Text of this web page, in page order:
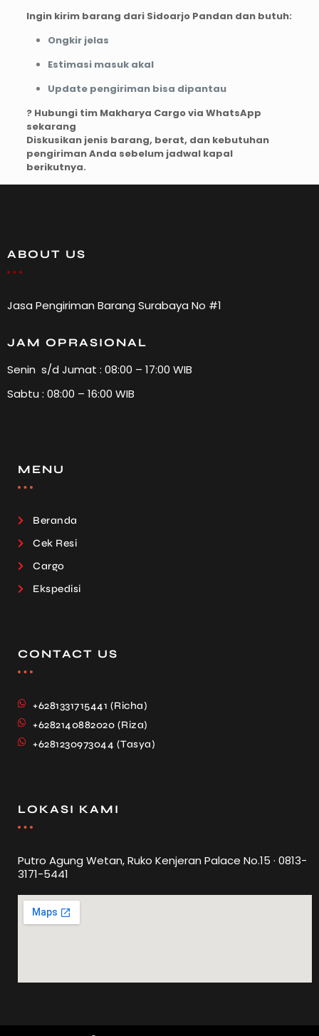
Ingin kirim barang dari Sidoarjo Pandan dan butuh:
Ongkir jelas
Estimasi masuk akal
Update pengiriman bisa dipantau
? Hubungi tim Makharya Cargo via WhatsApp
sekarang
Diskusikan jenis barang, berat, dan kebutuhan
pengiriman Anda sebelum jadwal kapal
berikutnya.
ABOUT US
Jasa Pengiriman Barang Surabaya No #1
JAM OPRASIONAL
Senin s/d Jumat : 08:00 – 17:00 WIB
Sabtu : 08:00 – 16:00 WIB
MENU
Beranda
Cek Resi
Cargo
Ekspedisi
CONTACT US
+6281331715441 (Richa)
+6282140882020 (Riza)
+6281230973044 (Tasya)
LOKASI KAMI
Putro Agung Wetan, Ruko Kenjeran Palace No.15 · 0813-
3171-5441